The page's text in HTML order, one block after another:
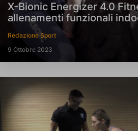
X-Bionic Energizer 4.0
allenamenti funzionali
Redazione Sport
9 Ottobre 2023